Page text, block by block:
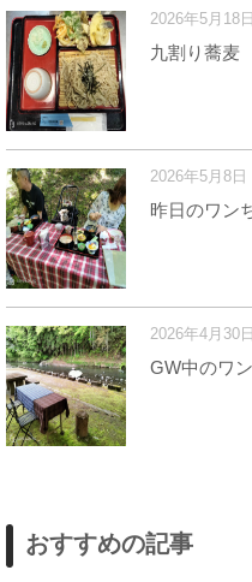
2026年5月18日
九割り蕎麦
2026年5月8日
昨日のワン
2026年4月30日
GW中のワ
おすすめの記事